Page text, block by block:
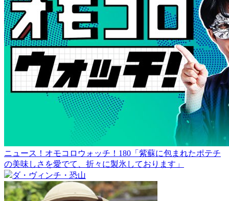
ニュース！オモコロウォッチ！180「紫蘇に包まれたポテチ
の美味しさを愛でて、折々に製氷しております」
ダ・ヴィンチ・恐山